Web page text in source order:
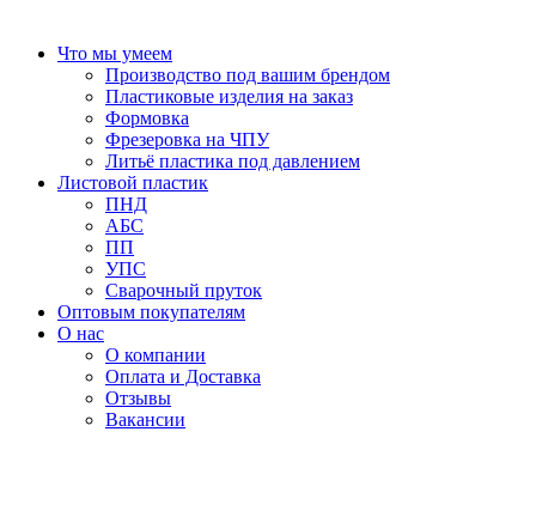
Что мы умеем
Производство под вашим брендом
Пластиковые изделия на заказ
Формовка
Фрезеровка на ЧПУ
Литьё пластика под давлением
Листовой пластик
ПНД
АБС
ПП
УПС
Сварочный пруток
Оптовым покупателям
О нас
О компании
Оплата и Доставка
Отзывы
Вакансии